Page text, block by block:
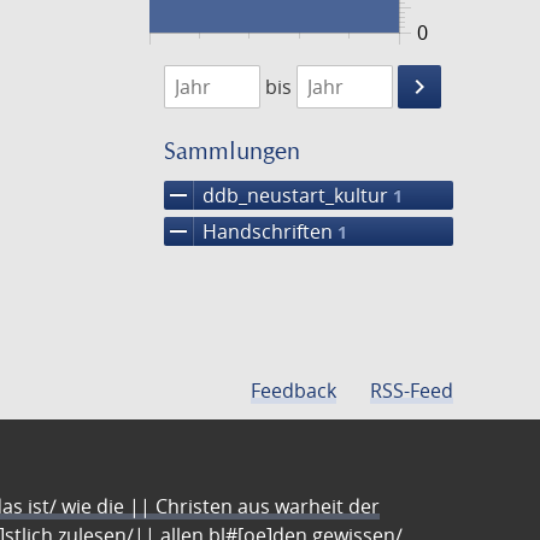
0
1474
1475
bis
keyboard_arrow_right
Suche
Sammlungen
remove ddb_neustart_kultur 1
remove Handschriften 1
Feedback RSS-Feed
ist/ wie die || Christen aus warheit der